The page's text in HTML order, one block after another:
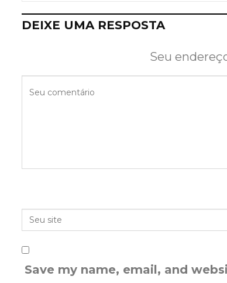
DEIXE UMA RESPOSTA
Seu
Save my name, email, and